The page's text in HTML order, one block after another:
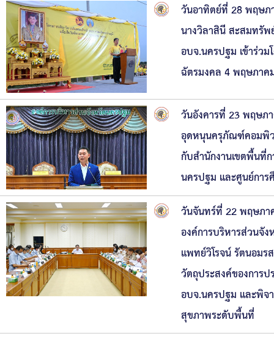
วันอาทิตย์ที่ 28 พฤษภ
นางวิลาสินี สะสมทรั
อบจ.นครปฐม เข้าร่วม
ฉัตรมงคล 4 พฤษภา
วันอังคารที่ 23 พฤษภ
อุดหนุนครุภัณฑ์คอมพิว
กับสำนักงานเขตพื้นที่
นครปฐม และศูนย์กา
วันจันทร์ที่ 22 พฤษภ
องค์การบริหารส่วนจั
แพทย์วิโรจน์ รัตนอม
วัตถุประสงค์ของการ
อบจ.นครปฐม และพิจ
สุขภาพระดับพื้นที่